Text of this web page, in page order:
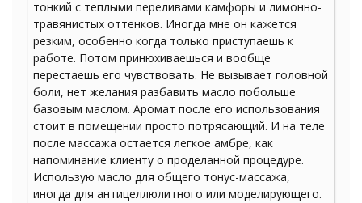
тонкий с теплыми переливами камфоры и лимонно-
травянистых оттенков. Иногда мне он кажется
резким, особенно когда только приступаешь к
работе. Потом принюхиваешься и вообще
перестаешь его чувствовать. Не вызывает головной
боли, нет желания разбавить масло побольше
базовым маслом. Аромат после его использования
стоит в помещении просто потрясающий. И на теле
после массажа остается легкое амбре, как
напоминание клиенту о проделанной процедуре.
Использую масло для общего тонус-массажа,
иногда для антицеллюлитного или моделирующего.